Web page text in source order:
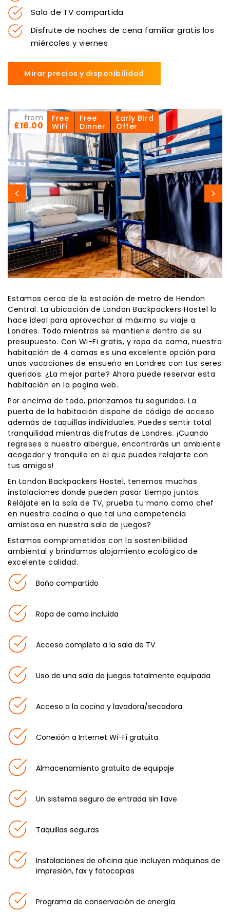
Sala de TV compartida
Disfrute de noches de cena familiar gratis los
miércoles y viernes
Mirar precios y disponibilidad
from
£18.00
Free
WiFi
Free
Dinner
Early Bird
Offer
Estamos cerca de la estación de metro de Hendon
Central. La ubicación de London Backpackers Hostel lo
hace ideal para aprovechar al máximo su viaje a
Londres. Todo mientras se mantiene dentro de su
presupuesto. Con Wi-Fi gratis, y ropa de cama, nuestra
habitación de 4 camas es una excelente opción para
unas vacaciones de ensueño en Londres con tus seres
queridos. ¿La mejor parte? Ahora puede reservar esta
habitación en la pagina web.
Por encima de todo, priorizamos tu seguridad. La
puerta de la habitación dispone de código de acceso
además de taquillas individuales. Puedes sentir total
tranquilidad mientras disfrutas de Londres. ¡Cuando
regreses a nuestro albergue, encontrarás un ambiente
acogedor y tranquilo en el que puedes relajarte con
tus amigos!
En London Backpackers Hostel, tenemos muchas
instalaciones donde pueden pasar tiempo juntos.
Relájate en la sala de TV, prueba tu mano como chef
en nuestra cocina o que tal una competencia
amistosa en nuestra sala de juegos?
Estamos comprometidos con la sostenibilidad
ambiental y brindamos alojamiento ecológico de
excelente calidad.
Baño compartido
Ropa de cama incluida
Acceso completo a la sala de TV
Uso de una sala de juegos totalmente equipada
Acceso a la cocina y lavadora/secadora
Conexión a Internet Wi-Fi gratuita
Almacenamiento gratuito de equipaje
Un sistema seguro de entrada sin llave
Taquillas seguras
Instalaciones de oficina que incluyen máquinas de
impresión, fax y fotocopias
Programa de conservación de energía